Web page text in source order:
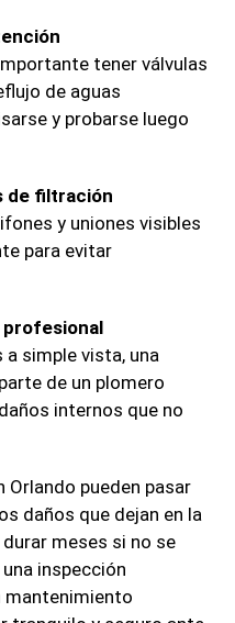
tener válvulas
de aguas
y probarse luego
de filtración
y uniones visibles
para evitar
profesional
simple vista, una
de un plomero
internos que no
pueden pasar
daños que dejan en la
meses si no se
inspección
mantenimiento